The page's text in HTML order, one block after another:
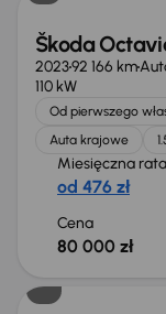
Škoda
202392 166 km
110 kW
Od pierwszego
Auta krajowe
Miesięczna rata
od 476 zł
Cena
80 000 zł